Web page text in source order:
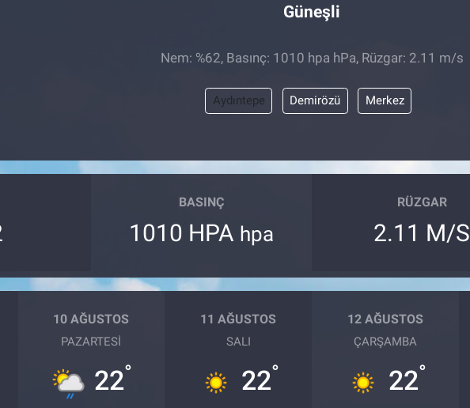
Güneşli
Nem: %62, Basınç: 1010 hpa hPa, Rüzgar: 2.11 m/s
Aydıntepe Demirözü Merkez
BASINÇ
1010 HPA hpa
RÜZGAR
2.11 M/S
10 AĞUSTOS
PAZARTESI
22°
11 AĞUSTOS
SALI
22°
12 AĞUSTOS
ÇARŞAMBA
22°